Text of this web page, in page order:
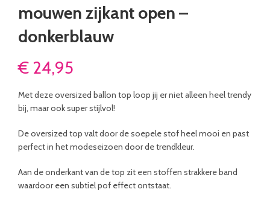
mouwen zijkant open –
donkerblauw
€ 24,95
Met deze oversized ballon top loop jij er niet alleen heel trendy
bij, maar ook super stijlvol!
De oversized top valt door de soepele stof heel mooi en past
perfect in het modeseizoen door de trendkleur.
Aan de onderkant van de top zit een stoffen strakkere band
waardoor een subtiel pof effect ontstaat.